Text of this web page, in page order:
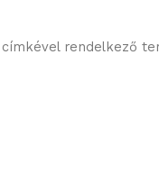
címkével rendelkező